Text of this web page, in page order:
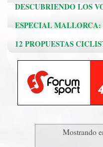
DESCUBRIENDO LOS
ESPECIAL
12 PROPUESTAS
Mostrando